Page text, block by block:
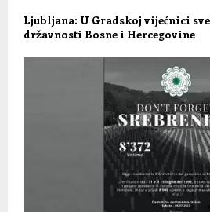
Ljubljana: U Gradskoj vijećnici
državnosti Bosne i Hercegovine